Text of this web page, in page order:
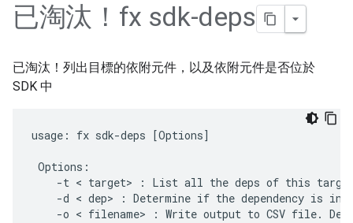
已淘汰！fx sdk-deps
已淘汰！列出目標的依附元件，以及依附元件是否位於
SDK 中
usage: fx sdk-deps [Options]
Options:
-t < target> : List all the deps of this
-d < dep> : Determine if the dependency is in
-o < filename> : Write output to CSV file.